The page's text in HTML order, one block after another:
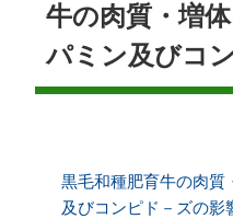
牛の肉質・増
パミン及びコ
黒毛和種肥育牛の肉質
及びコンピド－ズの影